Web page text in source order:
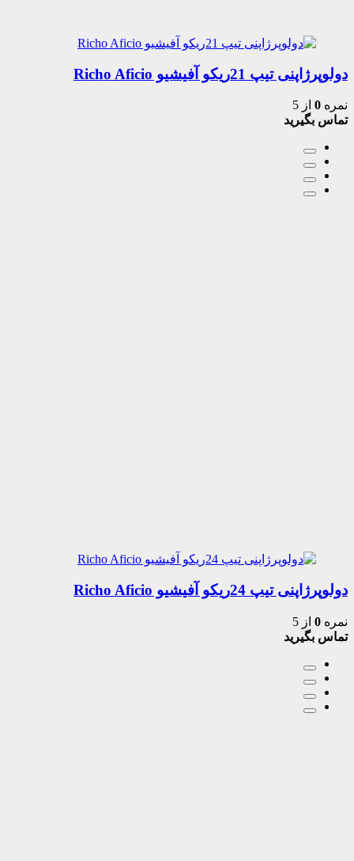
دولوپرژاپنی تیپ 21ریکو آفیشیو Richo Aficio
نمره 0 از 5
تماس بگیرید
دولوپرژاپنی تیپ 24ریکو آفیشیو Richo Aficio
نمره 0 از 5
تماس بگیرید